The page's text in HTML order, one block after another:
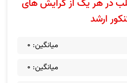
در هر یک از گرایش های
ارشد
میانگین: 0
میانگین: 0